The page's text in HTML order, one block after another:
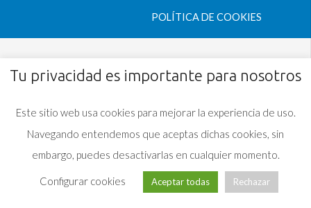
POLÍTICA DE COOKIES
Tu privacidad es importante para nosotros
Este sitio web usa cookies para mejorar la experiencia de uso.
Navegando entendemos que aceptas dichas cookies, sin
embargo, puedes desactivarlas en cualquier momento.
Configurar cookies Aceptar todas Rechazar